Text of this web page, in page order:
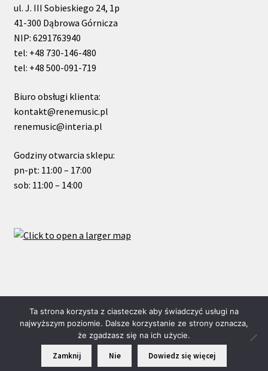
ul. J. III Sobieskiego 24, 1p
41-300 Dąbrowa Górnicza
NIP: 6291763940
tel: +48 730-146-480
tel: +48 500-091-719
Biuro obsługi klienta:
kontakt@renemusic.pl
renemusic@interia.pl
Godziny otwarcia sklepu:
pn-pt: 11:00 – 17:00
sob: 11:00 – 14:00
© ReneMusic 2024 Powered by Michal Zalas
Ta strona korzysta z ciasteczek aby świadczyć usługi na
najwyższym poziomie. Dalsze korzystanie ze strony oznacza,
że zgadzasz się na ich użycie.
Zamknij Nie Dowiedz się więcej